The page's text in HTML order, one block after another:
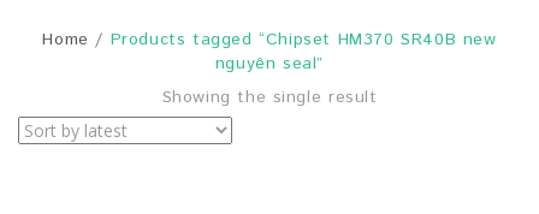
Home / Products tagged “Chipset HM370 SR40B new
nguyên seal”
Showing the single result